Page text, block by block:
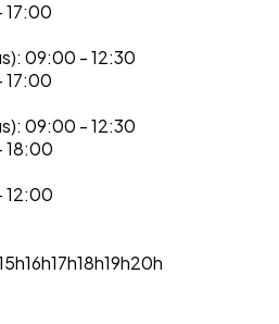
17:00
09:00 - 12:30
17:00
09:00 - 12:30
18:00
12:00
16h17h18h19h20h